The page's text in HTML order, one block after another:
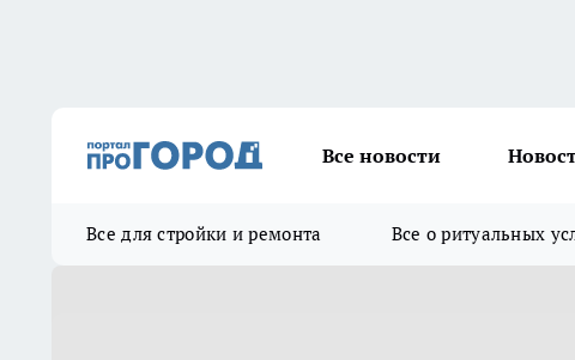
Все новости
Все для стройки и ремонта Все о ритуальных